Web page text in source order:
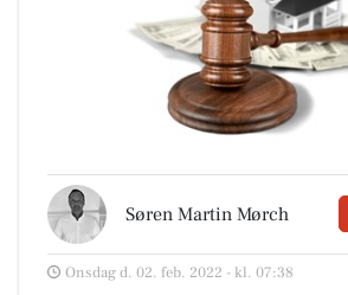
Søren Martin Mørch
Onsdag d. 02. feb. 2022 - kl. 07:38